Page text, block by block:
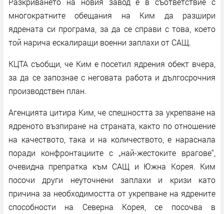
многократните обещания на Ким да разшири
ядрената си програма, за да се справи с това, което
той нарича ескалиращи военни заплахи от САЩ.
KЦТА съобщи, че Ким е посетил ядрения обект вчера,
за да се запознае с неговата работа и дългосрочния
производствен план.
Агенцията цитира Ким, че спешността за укрепване на
ядреното възпиране на страната, както по отношение
на качеството, така и на количеството, е нараснала
поради конфронтациите с „най-жестоките врагове“,
очевидна препратка към САЩ и Южна Корея. Ким
посочи други неуточнени заплахи и кризи като
причина за необходимостта от укрепване на ядрените
способности на Северна Корея, се посочва в